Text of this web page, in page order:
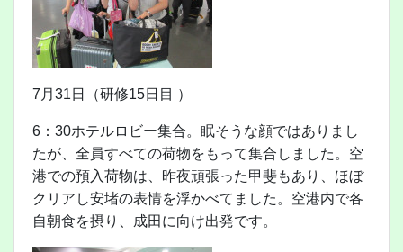
7月31日（研修15日目 ）
6：30ホテルロビー集合。眠そうな顔ではありまし
たが、全員すべての荷物をもって集合しました。空
港での預入荷物は、昨夜頑張った甲斐もあり、ほぼ
クリアし安堵の表情を浮かべてました。空港内で各
自朝食を摂り、成田に向け出発です。